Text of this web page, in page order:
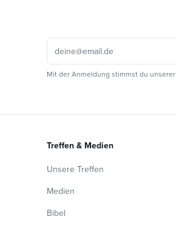
Mit der Anmeldung stimmst du unserer
Treffen & Medien
Unsere Treffen
Medien
Bibel